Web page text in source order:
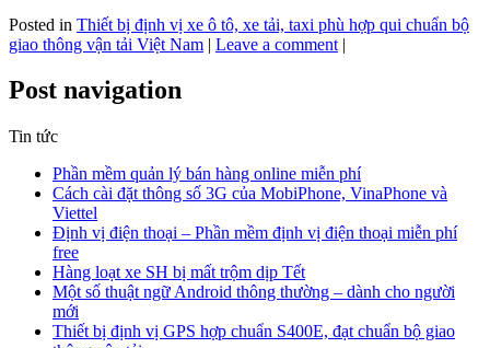
Posted in Thiết bị định vị xe ô tô, xe tải, taxi phù hợp qui chuẩn bộ
giao thông vận tải Việt Nam | Leave a comment |
Post navigation
Tin tức
Phần mềm quản lý bán hàng online miễn phí
Cách cài đặt thông số 3G của MobiPhone, VinaPhone và
Viettel
Định vị điện thoại – Phần mềm định vị điện thoại miễn phí
free
Hàng loạt xe SH bị mất trộm dịp Tết
Một số thuật ngữ Android thông thường – dành cho người
mới
Thiết bị định vị GPS hợp chuẩn S400E, đạt chuẩn bộ giao